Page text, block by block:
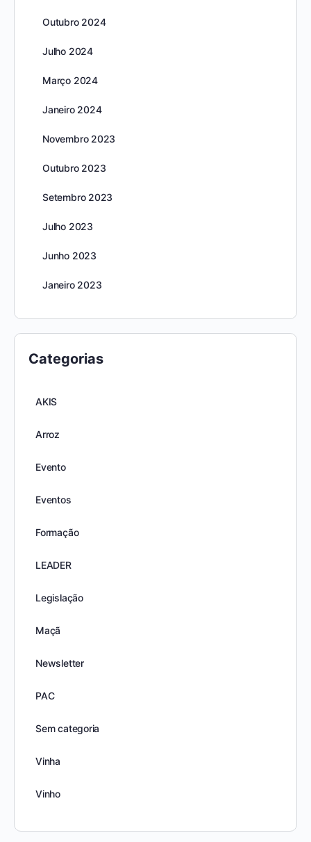
Outubro 2024
Julho 2024
Março 2024
Janeiro 2024
Novembro 2023
Outubro 2023
Setembro 2023
Julho 2023
Junho 2023
Janeiro 2023
Categorias
AKIS
Arroz
Evento
Eventos
Formação
LEADER
Legislação
Maçã
Newsletter
PAC
Sem categoria
Vinha
Vinho